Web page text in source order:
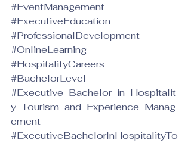
#EventManagement
#ExecutiveEducation
#ProfessionalDevelopment
#OnlineLearning
#HospitalityCareers
#BachelorLevel
#Executive_Bachelor_in_Hospitalit
y_Tourism_and_Experience_Manag
ement
#ExecutiveBachelorInHospitalityTo